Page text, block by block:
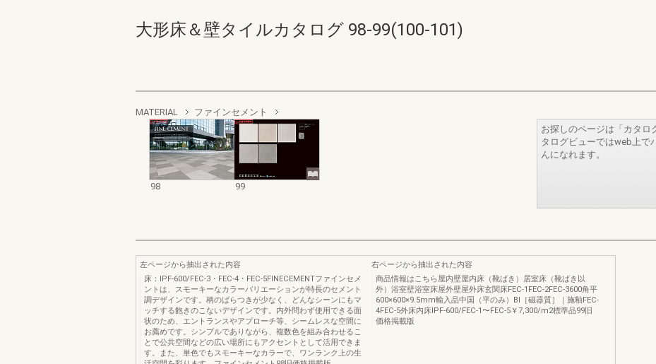
大形床＆壁タイルカタログ 98-99(100-101)
MATERIAL ファインセメント
98 99
お探しのページは「カタロ
タログビューではweb上で
んになれます。
左ページから抽出された内容
床：IPF‐600/FEC‐3・FEC‐4・FEC‐5FINECEMENTファインセメ
ントは、スモーキーなカラーバリエーションが特長のセメント
調デザインです。柄のばらつきが少なく、どんなシーンにもマ
ッチする飽きのこないデザインです。内外問わず使用できる面
状のため、エントランスやアプローチ等、シームレスな空間に
お薦めです。シンプルでありながら、複数色を組み合わせるこ
とで公共空間などの広い場所にもアクセントとして活用できま
す。また、単色でもスモーキーなカラーで、ワンランク上の生
右ページから抽出された内容
商品情報はこちら屋内壁屋内床（靴ばき）居室床（靴ばき以
外）浴室壁浴室床屋外壁屋外床玄関床FEC‐1FEC‐2FEC‐3600角平
600×600×9.5mm輸入品中国（平のみ）​BⅠ［磁器質］｜施釉FEC‐
4FEC‐5外床内床IPF‐600/FEC‐1〜FEC‐5￥7,300/m2標準品99旧
価格掲載版